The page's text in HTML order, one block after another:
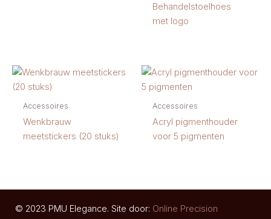
Behandelstoelhoes
met logo
Accessoires
Wenkbrauw
meetstickers (20 stuks)
Accessoires
Acryl pigmenthouder
voor 5 pigmenten
© 2023 PMU Elegance. Site door: Online Precision